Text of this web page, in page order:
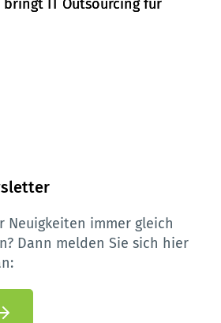
IT Outsourcing für
Neuigkeiten immer gleich
Dann melden Sie sich hier